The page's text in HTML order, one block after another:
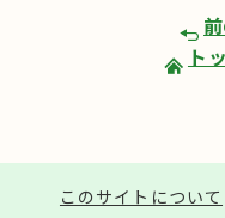
ト
このサイトについて